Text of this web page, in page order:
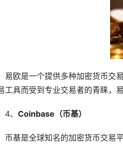
易欧是一个提供多种加密货币交
工具而受到专业交易者的青睐，
4、 Coinbase（币基）
币基是全球知名的加密货币交易